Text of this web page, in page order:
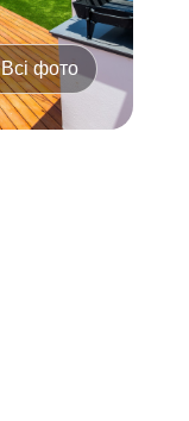
Всі фото